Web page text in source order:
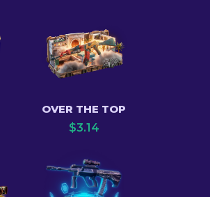
OVER THE TOP
$3.14